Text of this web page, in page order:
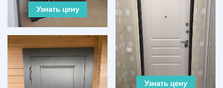
Узнать цену
Узнать цену